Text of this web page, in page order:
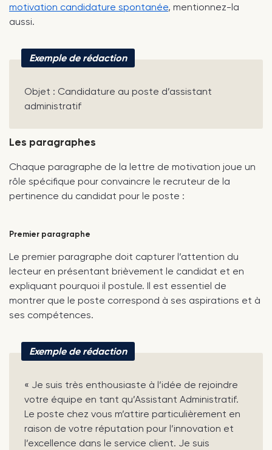
motivation candidature spontanée, mentionnez-la
aussi.
Exemple de rédaction
Objet : Candidature au poste d’assistant
administratif
Les paragraphes
Chaque paragraphe de la lettre de motivation joue un
rôle spécifique pour convaincre le recruteur de la
pertinence du candidat pour le poste :
Premier paragraphe
Le premier paragraphe doit capturer l’attention du
lecteur en présentant brièvement le candidat et en
expliquant pourquoi il postule. Il est essentiel de
montrer que le poste correspond à ses aspirations et à
ses compétences.
Exemple de rédaction
« Je suis très enthousiaste à l’idée de rejoindre
votre équipe en tant qu’Assistant Administratif.
Le poste chez vous m’attire particulièrement en
raison de votre réputation pour l’innovation et
l’excellence dans le service client. Je suis